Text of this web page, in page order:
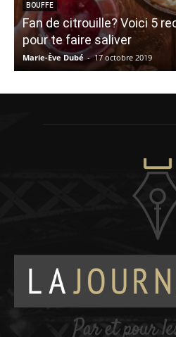
BOUFFE
Fan de citrouille? Voici 5
pour te faire saliver
Marie-Ève Dubé - 17 octobre 2019